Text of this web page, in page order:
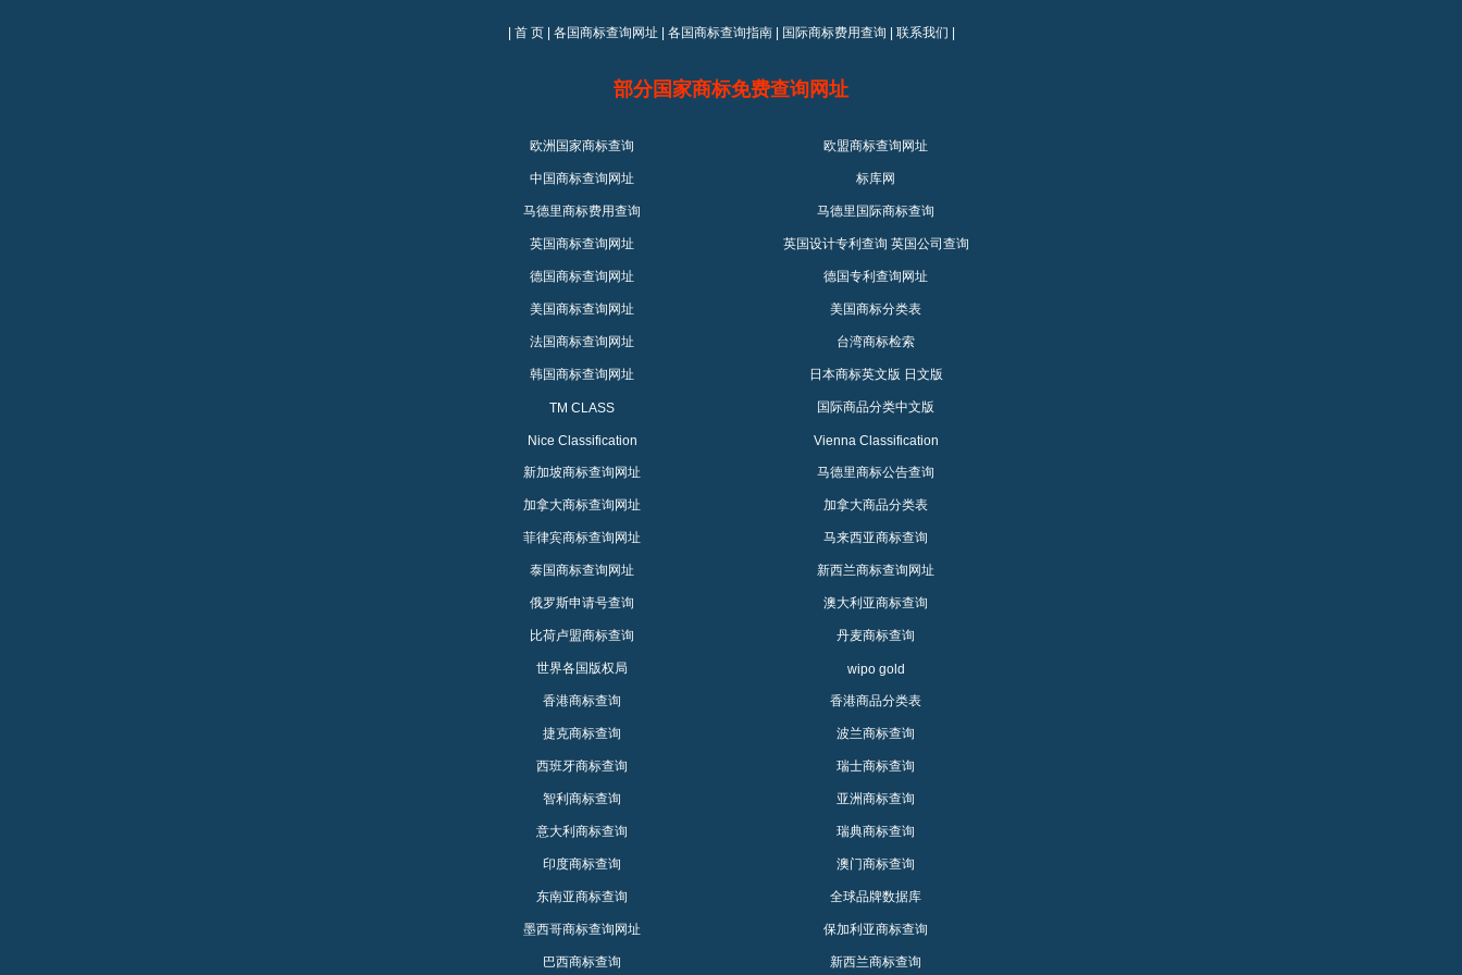
首 页| 各国商标查询网址 各国商标查询指南| 国际商标费用查询 联系我们
部分国家商标免费查询网址
欧洲国家商标查询 欧盟商标查询网址
中国商标查询网址 标库网
马德里商标费用查询 马德里国际商标查询
英国商标查询网址 英国设计专利查询 英国公司查询
德国商标查询网址 德国专利查询网址
美国商标查询网址 美国商标分类表
法国商标查询网址 台湾商标检索
韩国商标查询网址 日本商标英文版 日文版
TM CLASS 国际商品分类中文版
Nice Classification Vienna Classification
新加坡商标查询网址 马德里商标公告查询
加拿大商标查询网址 加拿大商品分类表
菲律宾商标查询网址 马来西亚商标查询
泰国商标查询网址 新西兰商标查询网址
俄罗斯申请号查询 澳大利亚商标查询
比荷卢盟商标查询 丹麦商标查询
世界各国版权局 wipo gold
香港商标查询 香港商品分类表
捷克商标查询 波兰商标查询
西班牙商标查询 瑞士商标查询
智利商标查询 亚洲商标查询
意大利商标查询 瑞典商标查询
印度商标查询 澳门商标查询
东南亚商标查询 全球品牌数据库
墨西哥商标查询网址 保加利亚商标查询
巴西商标查询 新西兰商标查询